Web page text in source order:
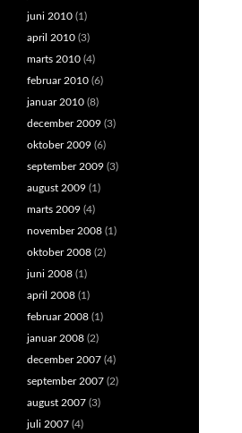
juni 2010 (1)
april 2010 (3)
marts 2010 (4)
februar 2010 (6)
januar 2010 (8)
december 2009 (3)
oktober 2009 (6)
september 2009 (3)
august 2009 (1)
marts 2009 (4)
november 2008 (1)
oktober 2008 (2)
juni 2008 (1)
april 2008 (1)
februar 2008 (1)
januar 2008 (2)
december 2007 (4)
september 2007 (2)
august 2007 (3)
juli 2007 (4)